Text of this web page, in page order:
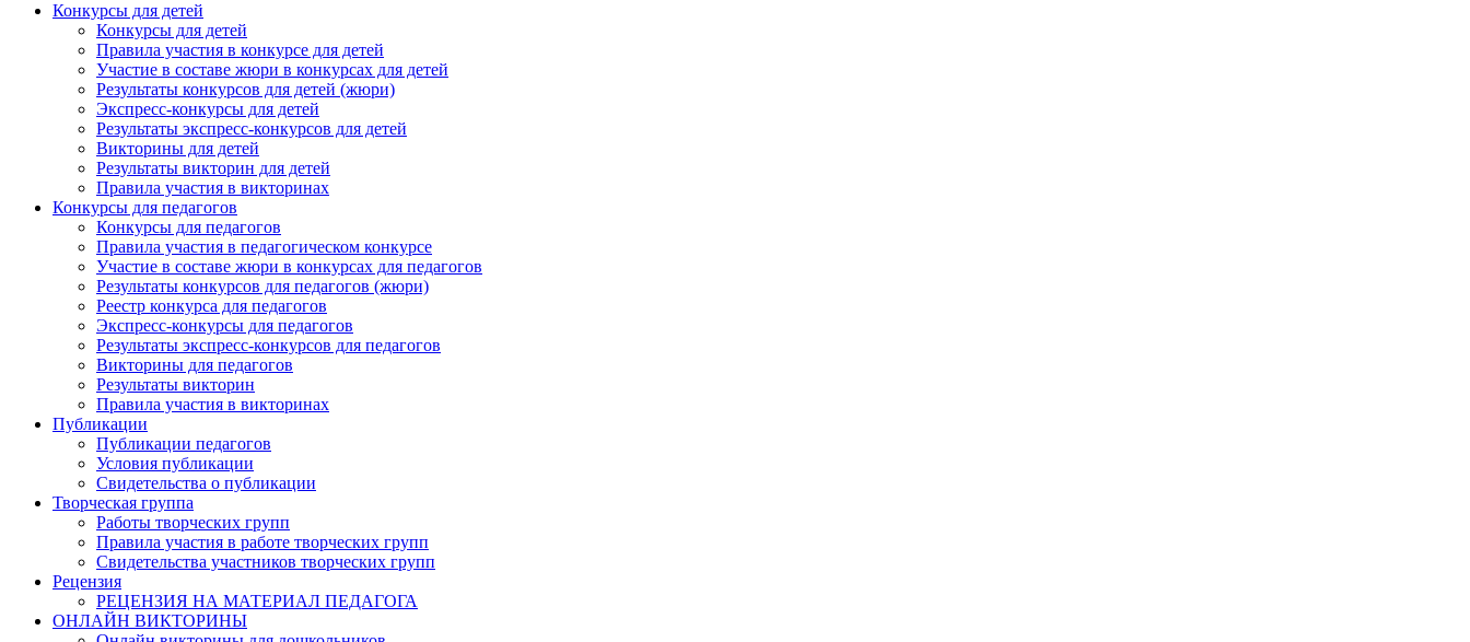
Конкурсы для детей
Конкурсы для детей
Правила участия в конкурсе для детей
Участие в составе жюри в конкурсах для детей
Результаты конкурсов для детей (жюри)
Экспресс-конкурсы для детей
Результаты экспресс-конкурсов для детей
Викторины для детей
Результаты викторин для детей
Правила участия в викторинах
Конкурсы для педагогов
Конкурсы для педагогов
Правила участия в педагогическом конкурсе
Участие в составе жюри в конкурсах для педагогов
Результаты конкурсов для педагогов (жюри)
Реестр конкурса для педагогов
Экспресс-конкурсы для педагогов
Результаты экспресс-конкурсов для педагогов
Викторины для педагогов
Результаты викторин
Правила участия в викторинах
Публикации
Публикации педагогов
Условия публикации
Свидетельства о публикации
Творческая группа
Работы творческих групп
Правила участия в работе творческих групп
Свидетельства участников творческих групп
Рецензия
РЕЦЕНЗИЯ НА МАТЕРИАЛ ПЕДАГОГА
ОНЛАЙН ВИКТОРИНЫ